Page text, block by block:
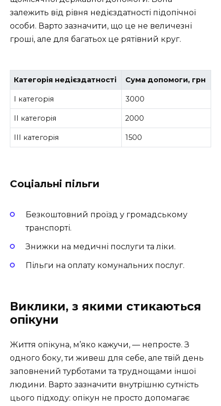
залежить від рівня недієздатності підопічної
особи. Варто зазначити, що це не величезні
гроші, але для багатьох це рятівний круг.
Категорія недієздатності Сума допомоги, грн
І категорія 3000
ІІ категорія 2000
ІІІ категорія 1500
Соціальні пільги
Безкоштовний проїзд у громадському
транспорті.
Знижки на медичні послуги та ліки.
Пільги на оплату комунальних послуг.
Виклики, з якими стикаються
опікуни
Життя опікуна, м’яко кажучи, — непросте. З
одного боку, ти живеш для себе, але твій день
заповнений турботами та труднощами іншої
людини. Варто зазначити внутрішню сутність
цього підходу: опікун не просто допомагає